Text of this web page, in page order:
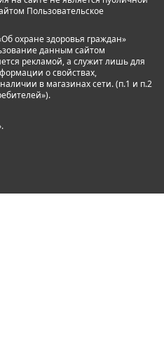
Пользовательское
охране здоровья граждан»
данным сайтом
рекламой, а служит лишь для
о свойствах,
в магазинах сети. (п.1 и п.2